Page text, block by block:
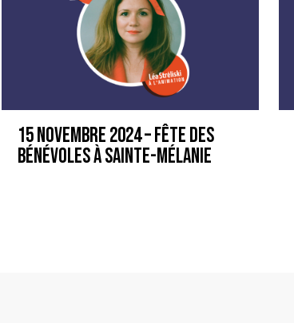
15 novembre 2024 – Fête des
bénévoles à Sainte-Mélanie